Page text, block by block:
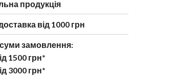
продукція
від 1000 грн
замовлення:
1500 грн*
3000 грн*